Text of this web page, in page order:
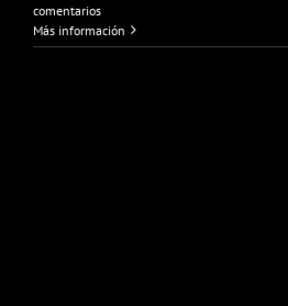
comentarios
Más información